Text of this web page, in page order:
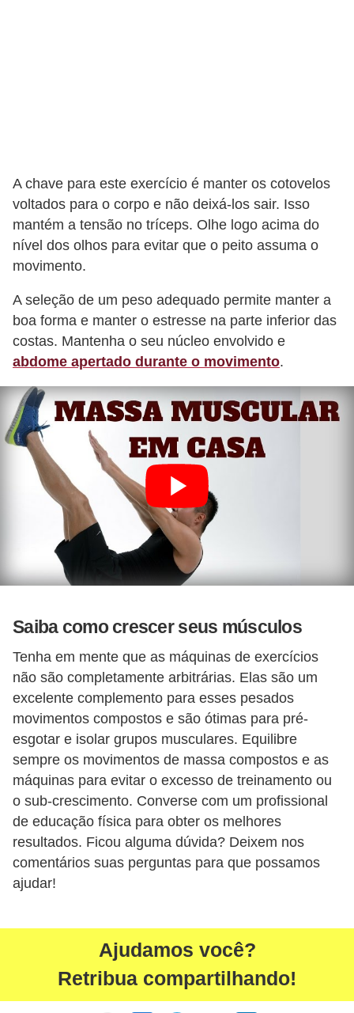
A chave para este exercício é manter os cotovelos
voltados para o corpo e não deixá-los sair. Isso
mantém a tensão no tríceps. Olhe logo acima do
nível dos olhos para evitar que o peito assuma o
movimento.
A seleção de um peso adequado permite manter a
boa forma e manter o estresse na parte inferior das
costas. Mantenha o seu núcleo envolvido e
abdome apertado durante o movimento.
Saiba como crescer seus músculos
Tenha em mente que as máquinas de exercícios
não são completamente arbitrárias. Elas são um
excelente complemento para esses pesados ​​
movimentos compostos e são ótimas para pré-
esgotar e isolar grupos musculares. Equilibre
sempre os movimentos de massa compostos e as
máquinas para evitar o excesso de treinamento ou
o sub-crescimento. Converse com um profissional
de educação física para obter os melhores
resultados. Ficou alguma dúvida? Deixem nos
comentários suas perguntas para que possamos
ajudar!
Ajudamos você?
Retribua compartilhando!